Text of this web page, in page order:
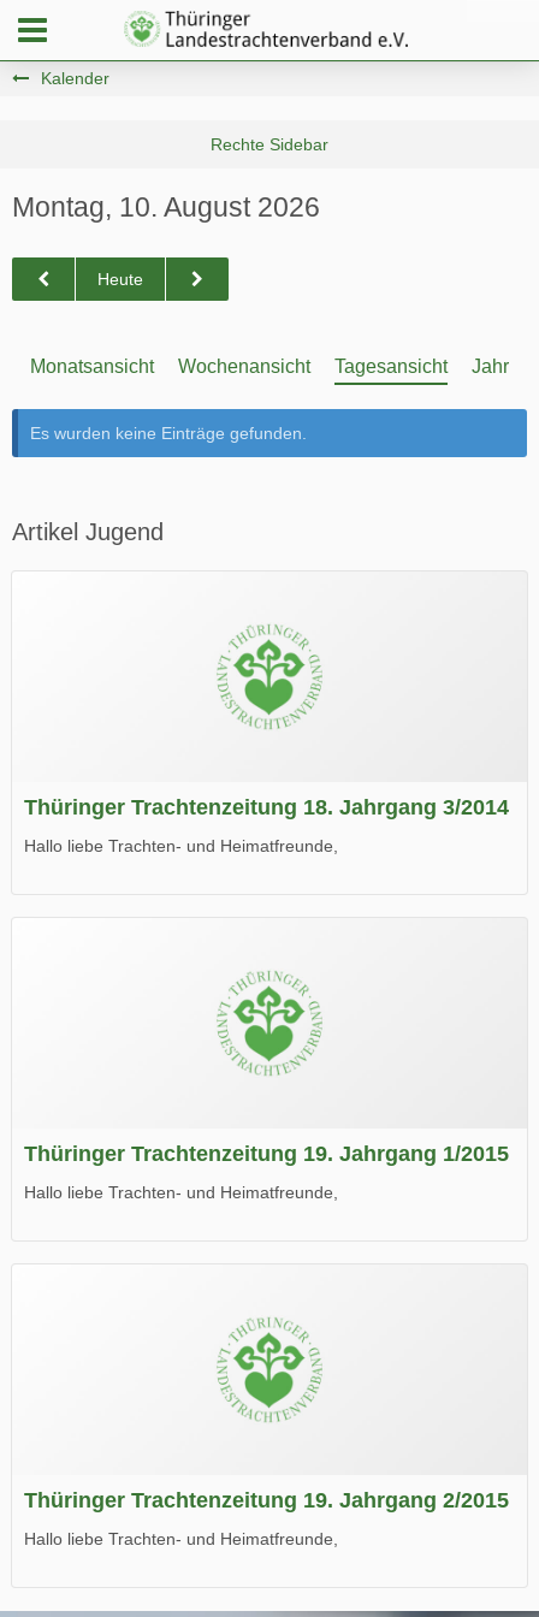
Kalender
Montag, 10. August 2026
Heute
Monatsansicht Wochenansicht Tagesansicht
Es wurden keine Einträge gefunden.
Artikel Jugend
Thüringer Trachtenzeitung 18. Jahrgang 3/2014
Hallo liebe Trachten- und Heimatfreunde,
Wir wünschen Euch viel Spaß beim Lesen.
Thüringer Trachtenzeitung 19. Jahrgang 1/2015
Hallo liebe Trachten- und Heimatfreunde,
Wir wünschen Euch viel Spaß beim Lesen.
Thüringer Trachtenzeitung 19. Jahrgang 2/2015
Hallo liebe Trachten- und Heimatfreunde,
Wir wünschen Euch viel Spaß beim Lesen.